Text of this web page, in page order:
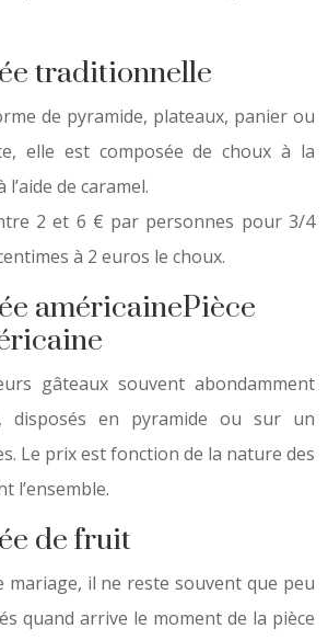
traditionnelle
de pyramide, plateaux, panier ou
elle est composée de choux à la
de caramel.
2 et 6 € par personnes pour 3/4
à 2 euros le choux.
américainePièce
gâteaux souvent abondamment
disposés en pyramide ou sur un
Le prix est fonction de la nature des
l’ensemble.
de fruit
mariage, il ne reste souvent que peu
quand arrive le moment de la pièce